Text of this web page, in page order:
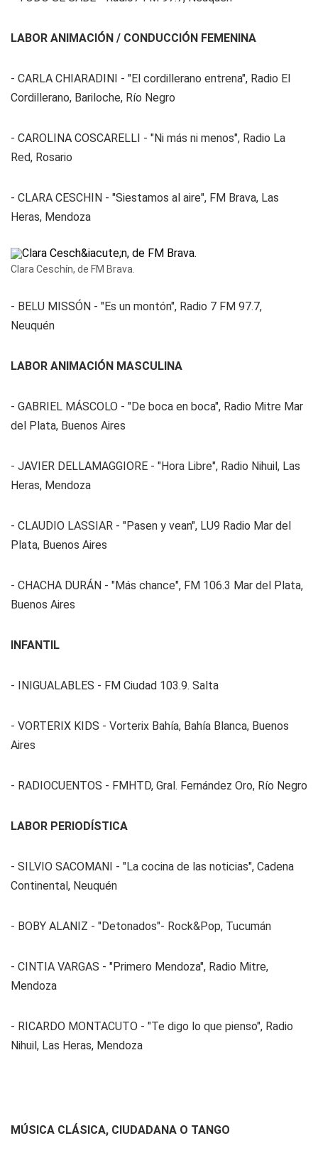
LABOR ANIMACIÓN / CONDUCCIÓN FEMENINA
- CARLA CHIARADINI - "El cordillerano entrena", Radio El
Cordillerano, Bariloche, Río Negro
- CAROLINA COSCARELLI - "Ni más ni menos", Radio La
Red, Rosario
- CLARA CESCHIN - "Siestamos al aire", FM Brava, Las
Heras, Mendoza
Clara Ceschín, de FM Brava.
- BELU MISSÓN - "Es un montón", Radio 7 FM 97.7,
Neuquén
LABOR ANIMACIÓN MASCULINA
- GABRIEL MÁSCOLO - "De boca en boca", Radio Mitre Mar
del Plata, Buenos Aires
- JAVIER DELLAMAGGIORE - "Hora Libre", Radio Nihuil, Las
Heras, Mendoza
- CLAUDIO LASSIAR - "Pasen y vean", LU9 Radio Mar del
Plata, Buenos Aires
- CHACHA DURÁN - "Más chance", FM 106.3 Mar del Plata,
Buenos Aires
INFANTIL
- INIGUALABLES - FM Ciudad 103.9. Salta
- VORTERIX KIDS - Vorterix Bahía, Bahía Blanca, Buenos
Aires
- RADIOCUENTOS - FMHTD, Gral. Fernández Oro, Río Negro
LABOR PERIODÍSTICA
- SILVIO SACOMANI - "La cocina de las noticias", Cadena
Continental, Neuquén
- BOBY ALANIZ - "Detonados"- Rock&Pop, Tucumán
- CINTIA VARGAS - "Primero Mendoza", Radio Mitre,
Mendoza
- RICARDO MONTACUTO - "Te digo lo que pienso", Radio
Nihuil, Las Heras, Mendoza
MÚSICA CLÁSICA, CIUDADANA O TANGO